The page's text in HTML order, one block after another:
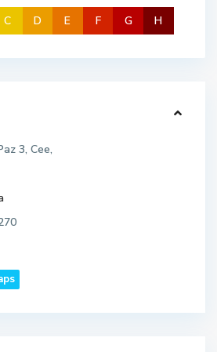
C D E F G H
3, Cee,